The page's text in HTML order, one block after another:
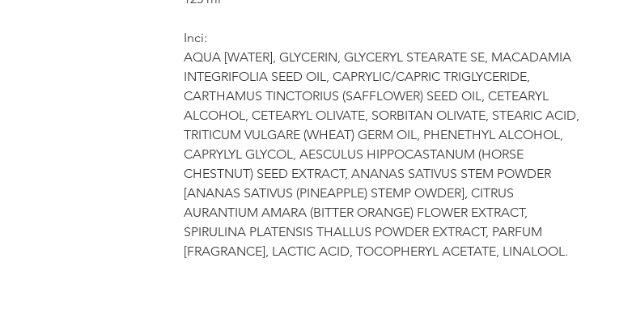
Inci:
AQUA [WATER], GLYCERIN, GLYCERYL STEARATE SE, MACADAMIA
INTEGRIFOLIA SEED OIL, CAPRYLIC/CAPRIC TRIGLYCERIDE,
CARTHAMUS TINCTORIUS (SAFFLOWER) SEED OIL, CETEARYL
ALCOHOL, CETEARYL OLIVATE, SORBITAN OLIVATE, STEARIC ACID,
TRITICUM VULGARE (WHEAT) GERM OIL, PHENETHYL ALCOHOL,
CAPRYLYL GLYCOL, AESCULUS HIPPOCASTANUM (HORSE
CHESTNUT) SEED EXTRACT, ANANAS SATIVUS STEM POWDER
[ANANAS SATIVUS (PINEAPPLE) STEMP OWDER], CITRUS
AURANTIUM AMARA (BITTER ORANGE) FLOWER EXTRACT,
SPIRULINA PLATENSIS THALLUS POWDER EXTRACT, PARFUM
[FRAGRANCE], LACTIC ACID, TOCOPHERYL ACETATE, LINALOOL.